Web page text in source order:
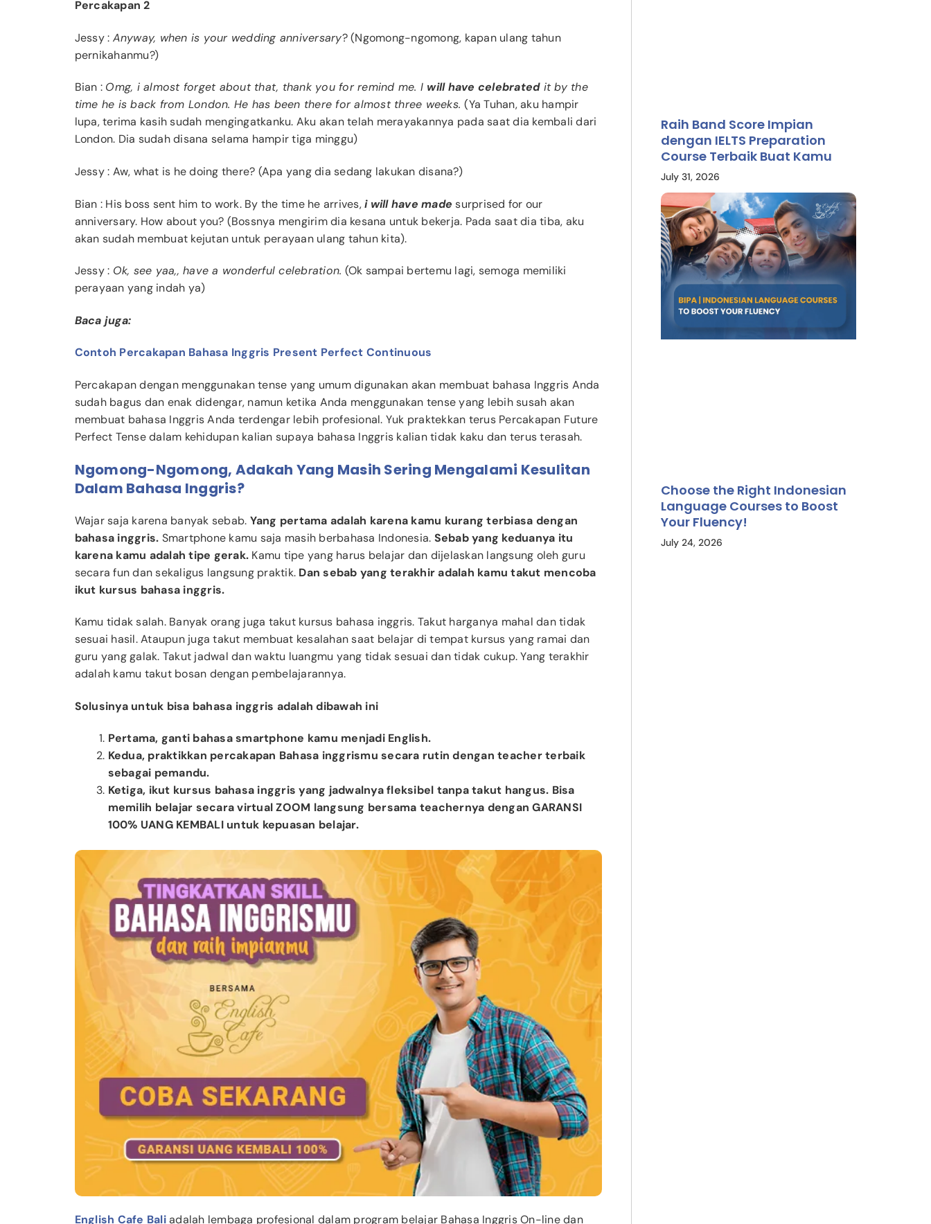
Percakapan 2
Jessy : Anyway, when is your wedding anniversary? (Ngomong-ngomong, kapan ulang tahun
pernikahanmu?)
Bian : Omg, i almost forget about that, thank you for remind me. I will have celebratedit by the
time he is back from London. He has been there for almost three weeks.(Ya Tuhan, aku hampir
lupa, terima kasih sudah mengingatkanku. Aku akan telah merayakannya pada saat dia kembali dari
London. Dia sudah disana selama hampir tiga minggu)
Jessy : Aw, what is he doing there? (Apa yang dia sedang lakukan disana?)
Bian : His boss sent him to work. By the time he arrives,i will have made surprised for our
anniversary. How about you? (Bossnya mengirim dia kesana untuk bekerja. Pada saat dia tiba, aku
akan sudah membuat kejutan untuk perayaan ulang tahun kita).
Jessy : Ok, see yaa,, have a wonderful celebration. (Ok sampai bertemu lagi, semoga memiliki
perayaan yang indah ya)
Baca juga:
Contoh Percakapan Bahasa Inggris Present Perfect Continuous
Percakapan dengan menggunakan tense yang umum digunakan akan membuat bahasa Inggris Anda
sudah bagus dan enak didengar, namun ketika Anda menggunakan tense yang lebih susah akan
membuat bahasa Inggris Anda terdengar lebih profesional. Yuk praktekkan terus Percakapan Future
Perfect Tense dalam kehidupan kalian supaya bahasa Inggris kalian tidak kaku dan terus terasah.
Ngomong-Ngomong, Adakah Yang Masih Sering Mengalami Kesulitan
Dalam Bahasa Inggris?
Wajar saja karena banyak sebab. Yang pertama adalah karena kamu kurang terbiasa dengan
bahasa inggris. Smartphone kamu saja masih berbahasa Indonesia. Sebab yang keduanya itu
karena kamu adalah tipe gerak. Kamu tipe yang harus belajar dan dijelaskan langsung oleh guru
secara fun dan sekaligus langsung praktik. Dan sebab yang terakhir adalah kamu takut mencoba
ikut kursus bahasa inggris.
Kamu tidak salah. Banyak orang juga takut kursus bahasa inggris. Takut harganya mahal dan tidak
sesuai hasil. Ataupun juga takut membuat kesalahan saat belajar di tempat kursus yang ramai dan
guru yang galak. Takut jadwal dan waktu luangmu yang tidak sesuai dan tidak cukup. Yang terakhir
adalah kamu takut bosan dengan pembelajarannya.
Solusinya untuk bisa bahasa inggris adalah dibawah ini
Pertama, ganti bahasa smartphone kamu menjadi English.
Kedua, praktikkan percakapan Bahasa inggrismu secara rutin dengan teacher terbaik
sebagai pemandu.
Ketiga, ikut kursus bahasa inggris yang jadwalnya fleksibel tanpa takut hangus. Bisa
memilih belajar secara virtual ZOOM langsung bersama teachernya dengan GARANSI
100% UANG KEMBALI untuk kepuasan belajar.
English Cafe Baliadalah lembaga profesional dalam program belajar Bahasa Inggris On-line dan
Raih Band Score Impian
dengan IELTS Preparation
Course Terbaik Buat Kamu
July 31, 2026
Choose the Right Indonesian
Language Courses to Boost
Your Fluency!
July 24, 2026